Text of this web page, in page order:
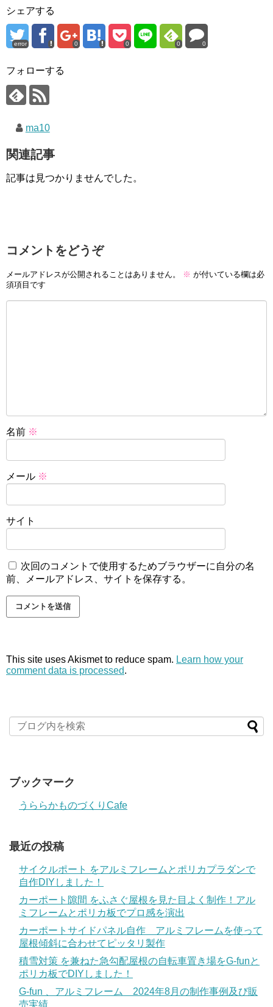
シェアする
error 0 0 0 0
フォローする
ma10
関連記事
記事は見つかりませんでした。
コメントをどうぞ
メールアドレスが公開されることはありません。 ※ が付いている欄は必
須項目です
名前 ※
メール ※
サイト
次回のコメントで使用するためブラウザーに自分の名
前、メールアドレス、サイトを保存する。
This site uses Akismet to reduce spam. Learn how your
comment data is processed.
ブックマーク
うららかものづくりCafe
最近の投稿
サイクルポート をアルミフレームとポリカプラダンで
自作DIYしました！
カーポート隙間 をふさぐ屋根を見た目よく制作！アル
ミフレームとポリカ板でプロ感を演出
カーポートサイドパネル自作 アルミフレームを使って
屋根傾斜に合わせてピッタリ製作
積雪対策 を兼ねた急勾配屋根の自転車置き場をG-funと
ポリカ板でDIYしました！
G-fun 、アルミフレーム 2024年8月の制作事例及び販
売実績